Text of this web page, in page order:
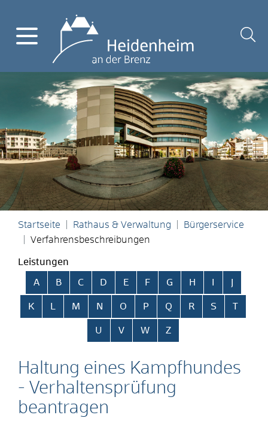
Startseite Rathaus & Verwaltung
Bürgerservice
Verfahrensbeschreibungen
Leistungen
Alphabetisches Register überspringen
A B C D E F G H
K L M N O P Q R S T
U V W Z
Haltung eines Kampfhundes
- Verhaltensprüfung
beantragen